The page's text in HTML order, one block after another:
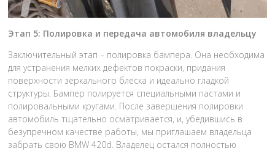
Этап 5: Полировка и передача автомобиля владельцу
Заключительный этап – полировка бампера. Она необходима
для устранения мелких дефектов покраски, придания
поверхности зеркального блеска и идеально гладкой
структуры. Бампер полируется специальными пастами и
полировальными кругами. После завершения полировки
автомобиль тщательно осматривается, и, убедившись в
безупречном качестве работы, мы приглашаем владельца
забрать свою BMW 420d. Владелец остался полностью